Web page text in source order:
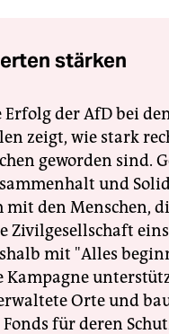
stärken
Erfolg der AfD bei
zeigt, wie stark
geworden sind.
und
den Menschen,
Zivilgesellschaft
mit "Alles
Kampagne
Orte und
für deren